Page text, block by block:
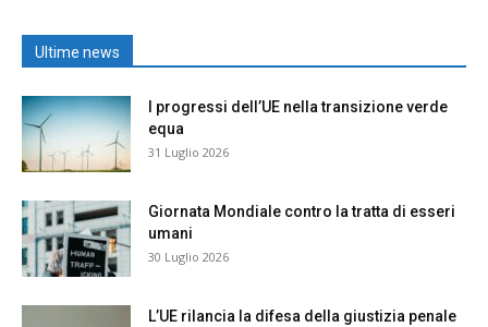
Ultime news
I progressi dell’UE nella transizione verde
equa
31 Luglio 2026
Giornata Mondiale contro la tratta di esseri
umani
30 Luglio 2026
L’UE rilancia la difesa della giustizia penale